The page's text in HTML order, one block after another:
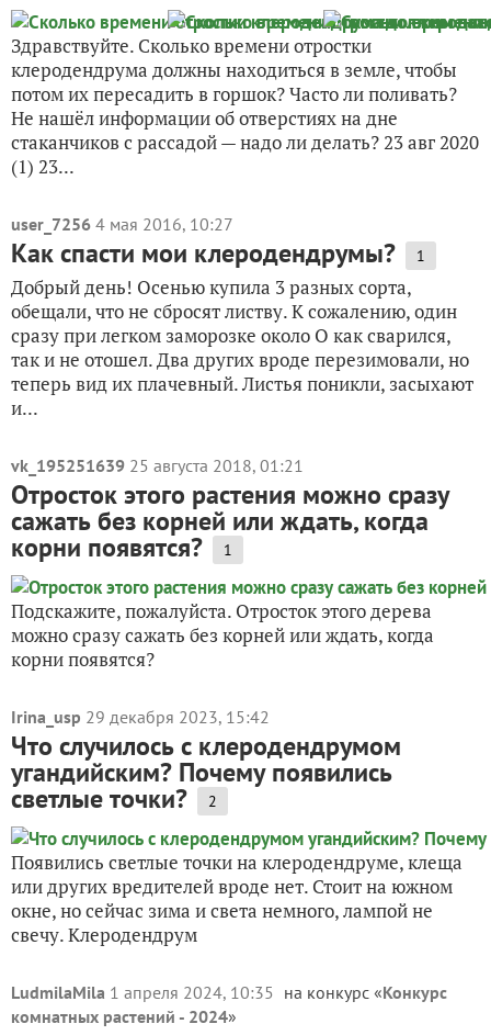
Здравствуйте. Сколько времени отростки
клеродендрума должны находиться в земле, чтобы
потом их пересадить в горшок? Часто ли поливать?
Не нашёл информации об отверстиях на дне
стаканчиков с рассадой — надо ли делать? 23 авг 2020
(1) 23...
user_7256 4 мая 2016, 10:27
Как спасти мои клеродендрумы? 1
Добрый день! Осенью купила 3 разных сорта,
обещали, что не сбросят листву. К сожалению, один
сразу при легком заморозке около О как сварился,
так и не отошел. Два других вроде перезимовали, но
теперь вид их плачевный. Листья поникли, засыхают
и...
vk_195251639 25 августа 2018, 01:21
Отросток этого растения можно сразу
сажать без корней или ждать, когда
корни появятся? 1
Подскажите, пожалуйста. Отросток этого дерева
можно сразу сажать без корней или ждать, когда
корни появятся?
Irina_usp 29 декабря 2023, 15:42
Что случилось с клеродендрумом
угандийским? Почему появились
светлые точки? 2
Появились светлые точки на клеродендруме, клеща
или других вредителей вроде нет. Стоит на южном
окне, но сейчас зима и света немного, лампой не
свечу. Клеродендрум
LudmilaMila 1 апреля 2024, 10:35 на конкурс «Конкурс
комнатных растений - 2024»